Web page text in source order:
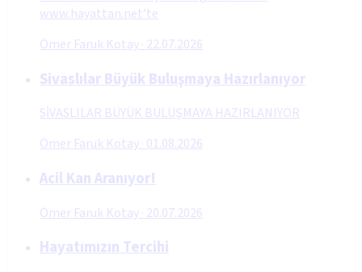
www.hayattan.net’te
Ömer Faruk Kotay· 22.07.2026
Sivaslılar Büyük Buluşmaya Hazırlanıyor
SİVASLILAR BÜYÜK BULUŞMAYA HAZIRLANIYOR
Ömer Faruk Kotay· 01.08.2026
Acil Kan Aranıyor!
Ömer Faruk Kotay· 20.07.2026
Hayatımızın Tercihi